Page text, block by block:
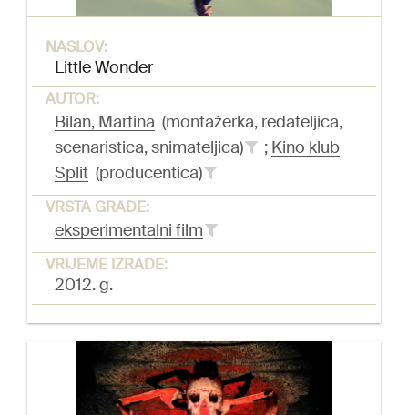
NASLOV:
Little Wonder
AUTOR:
Bilan, Martina (montažerka, redateljica,
scenaristica, snimateljica)
; Kino klub
Split (producentica)
VRSTA GRAĐE:
eksperimentalni film
VRIJEME IZRADE:
2012. g.